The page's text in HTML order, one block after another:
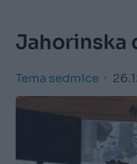
Jahorinska
Tema sedmice